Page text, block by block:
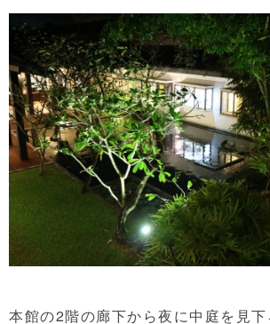
本館の2階の廊下から夜に中庭を見